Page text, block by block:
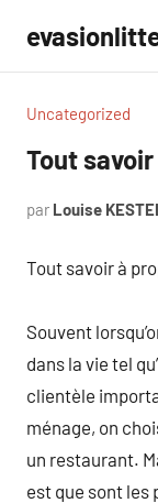
contenu
Uncategorized
Tout
par Louise
Tout savoir à
Souvent
dans la vie tel
clientèle
ménage, on
un restaurant.
est que sont